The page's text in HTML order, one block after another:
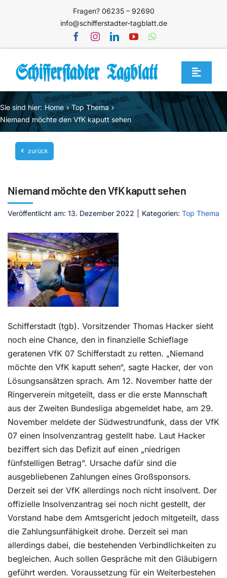
Fragen? 06235 – 92690
info@schifferstadter-tagblatt.de
Toggle
Home
Themen
Blog
Unternehmen
Mediathek
Kontakt
Sie sind hier: Home
Top Thema
Niemand möchte den VfK kaputt sehen
zurück
Niemand möchte den VfK kaputt sehen
Veröffentlicht am: 13. Dezember 2022 Kategorien: Top Thema
Schifferstadt (tgb). Vorsitzender Thomas Hacker sieht
noch eine Chance, den in finanzielle Schieflage
geratenen VfK 07 Schifferstadt zu retten. „Niemand
möchte den VfK kaputt sehen“, sagte Hacker, der von
Lösungsansätzen sprach. Am 12. November hatte der
Ringerverein mitgeteilt, dass er die erste Mannschaft
aus der Zweiten Bundesliga abgemeldet habe, am 29.
November meldete der Südwestrundfunk, dass der VfK
07 einen Insolvenzantrag gestellt habe. Laut Hacker
beziffert sich das Defizit auf einen „niedrigen
fünfstelligen Betrag“. Ursache dafür sind die
ausgebliebenen Zahlungen eines Großsponsors.
Derzeit sei der VfK allerdings noch nicht insolvent. Der
offizielle Insolvenzantrag sei noch nicht gestellt, der
Vorstand habe dem Amtsgericht jedoch mitgeteilt, dass
die Zahlungsunfähigkeit drohe. Derzeit sei man
allerdings dabei, die bestehenden Verbindlichkeiten zu
begleichen. Auch sollen Gespräche mit den Gläubigern
geführt werden. Voraussetzung für ein Weiterbestehen